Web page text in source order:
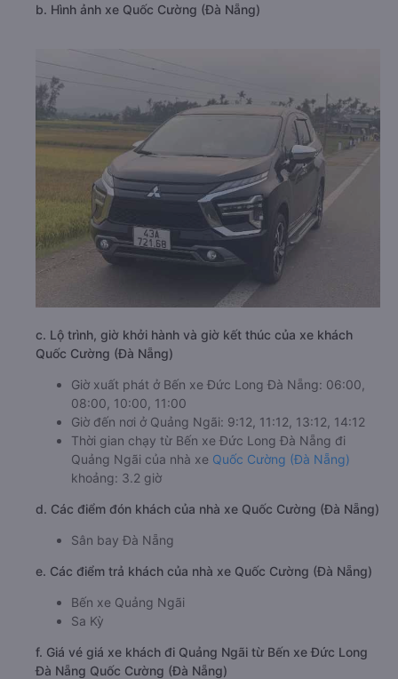
b. Hình ảnh xe Quốc Cường (Đà Nẵng)
c. Lộ trình, giờ khởi hành và giờ kết thúc của xe khách
Quốc Cường (Đà Nẵng)
Giờ xuất phát ở Bến xe Đức Long Đà Nẵng: 06:00,
08:00, 10:00, 11:00
Giờ đến nơi ở Quảng Ngãi: 9:12, 11:12, 13:12, 14:12
Thời gian chạy từ Bến xe Đức Long Đà Nẵng đi
Quảng Ngãi của nhà xe Quốc Cường (Đà Nẵng)
khoảng: 3.2 giờ
d. Các điểm đón khách của nhà xe Quốc Cường (Đà Nẵng)
Sân bay Đà Nẵng
e. Các điểm trả khách của nhà xe Quốc Cường (Đà Nẵng)
Bến xe Quảng Ngãi
Sa Kỳ
f. Giá vé giá xe khách đi Quảng Ngãi từ Bến xe Đức Long
Đà Nẵng Quốc Cường (Đà Nẵng)